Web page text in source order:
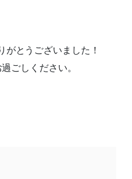
がとうございました！
ごしください。